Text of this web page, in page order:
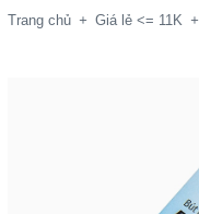
Trang chủ + Giá lẻ <= 11K +